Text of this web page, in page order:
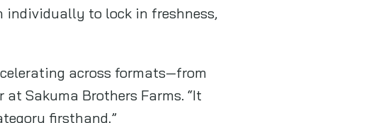
individually to lock in freshness,
across formats—from
Sakuma Brothers Farms. “It
firsthand.”